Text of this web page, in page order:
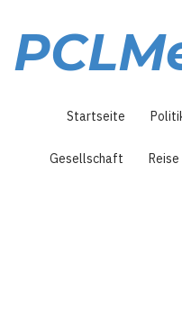
Inhalt
Startseite
Gesellschaft Reise